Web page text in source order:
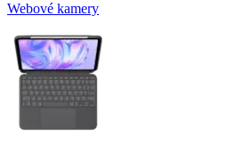
Webové kamery